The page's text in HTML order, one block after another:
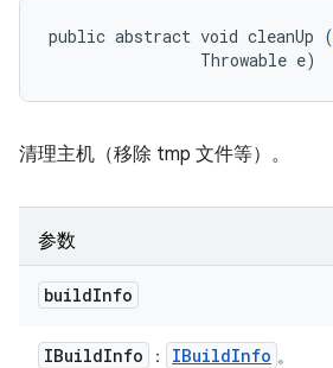
public abstract void cleanUp (
                Throwable e)
清理主机（移除 tmp 文件等）。
参数
buildInfo
IBuildInfo ： IBuildInfo 。